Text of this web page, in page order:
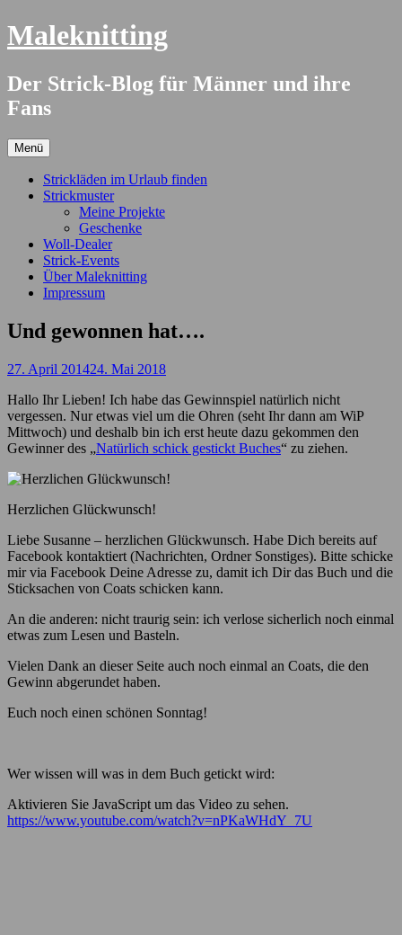
Springe
zum
Maleknitting
Der Strick-Blog für Männer und ihre
Fans
Menü
Strickläden im Urlaub finden
Strickmuster
Meine Projekte
Geschenke
Woll-Dealer
Strick-Events
Über Maleknitting
Impressum
Und gewonnen hat….
27. April 201424. Mai 2018
Hallo Ihr Lieben! Ich habe das Gewinnspiel natürlich nicht
vergessen. Nur etwas viel um die Ohren (seht Ihr dann am WiP
Mittwoch) und deshalb bin ich erst heute dazu gekommen den
Gewinner des „Natürlich schick gestickt Buches“ zu ziehen.
Herzlichen Glückwunsch!
Liebe Susanne – herzlichen Glückwunsch. Habe Dich bereits auf
Facebook kontaktiert (Nachrichten, Ordner Sonstiges). Bitte schicke
mir via Facebook Deine Adresse zu, damit ich Dir das Buch und die
Sticksachen von Coats schicken kann.
An die anderen: nicht traurig sein: ich verlose sicherlich noch einmal
etwas zum Lesen und Basteln.
Vielen Dank an dieser Seite auch noch einmal an Coats, die den
Gewinn abgerundet haben.
Euch noch einen schönen Sonntag!
Wer wissen will was in dem Buch getickt wird:
Aktivieren Sie JavaScript um das Video zu sehen.
https://www.youtube.com/watch?v=nPKaWHdY_7U